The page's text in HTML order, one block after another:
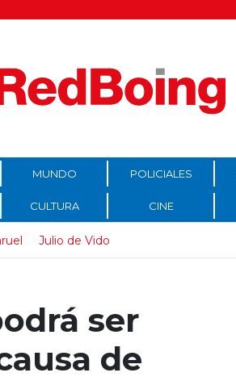
MUNDO POLICIALES
CULTURA CINE
Julio de Vido
ser
de